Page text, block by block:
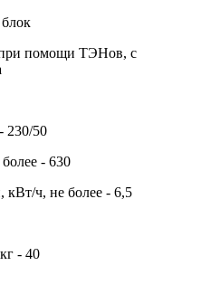
при помощи ТЭНов, с
230/50
- 630
кВт/ч, не более - 6,5
- 40